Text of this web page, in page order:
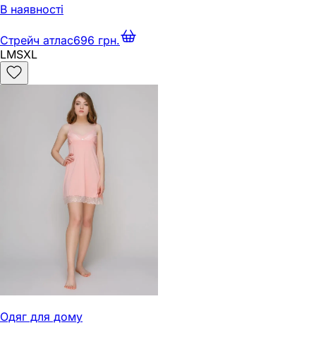
В наявності
Стрейч атлас696 грн.
LMSXL
Одяг для дому